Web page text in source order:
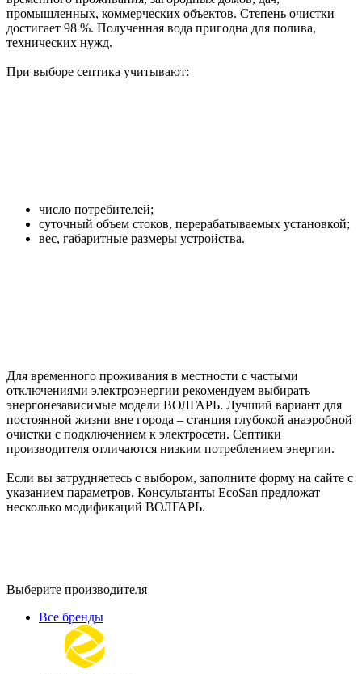
промышленных, коммерческих объектов. Степень очистки
достигает 98 %. Полученная вода пригодна для полива,
технических нужд.
При выборе септика учитывают:
число потребителей;
суточный объем стоков, перерабатываемых установкой;
вес, габаритные размеры устройства.
Для временного проживания в местности с частыми
отключениями электроэнергии рекомендуем выбирать
энергонезависимые модели ВОЛГАРЬ. Лучший вариант для
постоянной жизни вне города – станция глубокой анаэробной
очистки с подключением к электросети. Септики
производителя отличаются низким потреблением энергии.
Если вы затрудняетесь с выбором, заполните форму на сайте с
указанием параметров. Консультанты EcoSan предложат
несколько модификаций ВОЛГАРЬ.
Выберите производителя
Все бренды